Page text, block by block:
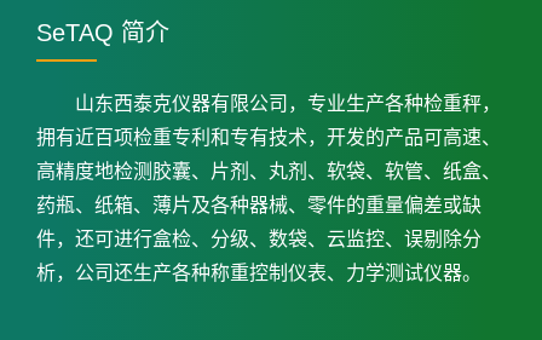
SeTAQ 简介
山东西泰克仪器有限公司，专业生产各种检重秤，
拥有近百项检重专利和专有技术，开发的产品可高速、
高精度地检测胶囊、片剂、丸剂、软袋、软管、纸盒、
药瓶、纸箱、薄片及各种器械、零件的重量偏差或缺
件，还可进行盒检、分级、数袋、云监控、误剔除分
析，公司还生产各种称重控制仪表、力学测试仪器。